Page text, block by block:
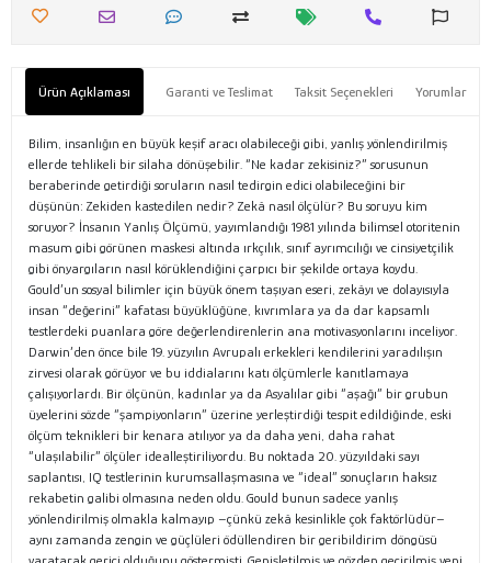
Ürün Açıklaması Garanti ve Teslimat Taksit Seçenekleri Yorumlar
Bilim, insanlığın en büyük keşif aracı olabileceği gibi, yanlış yönlendirilmiş
ellerde tehlikeli bir silaha dönüşebilir. “Ne kadar zekisiniz?” sorusunun
beraberinde getirdiği soruların nasıl tedirgin edici olabileceğini bir
düşünün: Zekiden kastedilen nedir? Zekâ nasıl ölçülür? Bu soruyu kim
soruyor? İnsanın Yanlış Ölçümü, yayımlandığı 1981 yılında bilimsel otoritenin
masum gibi görünen maskesi altında ırkçılık, sınıf ayrımcılığı ve cinsiyetçilik
gibi önyargıların nasıl körüklendiğini çarpıcı bir şekilde ortaya koydu.
Gould’un sosyal bilimler için büyük önem taşıyan eseri, zekâyı ve dolayısıyla
insan “değerini” kafatası büyüklüğüne, kıvrımlara ya da dar kapsamlı
testlerdeki puanlara göre değerlendirenlerin ana motivasyonlarını inceliyor.
Darwin’den önce bile 19. yüzyılın Avrupalı erkekleri kendilerini yaradılışın
zirvesi olarak görüyor ve bu iddialarını katı ölçümlerle kanıtlamaya
çalışıyorlardı. Bir ölçünün, kadınlar ya da Asyalılar gibi “aşağı” bir grubun
üyelerini sözde “şampiyonların” üzerine yerleştirdiği tespit edildiğinde, eski
ölçüm teknikleri bir kenara atılıyor ya da daha yeni, daha rahat
“ulaşılabilir” ölçüler idealleştiriliyordu. Bu noktada 20. yüzyıldaki sayı
saplantısı, IQ testlerinin kurumsallaşmasına ve “ideal” sonuçların haksız
rekabetin galibi olmasına neden oldu. Gould bunun sadece yanlış
yönlendirilmiş olmakla kalmayıp –çünkü zekâ kesinlikle çok faktörlüdür–
aynı zamanda zengin ve güçlüleri ödüllendiren bir geribildirim döngüsü